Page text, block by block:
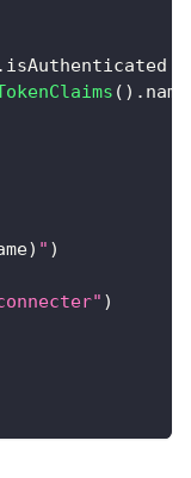
. isAuthenticated
( ) . name
) " )
)